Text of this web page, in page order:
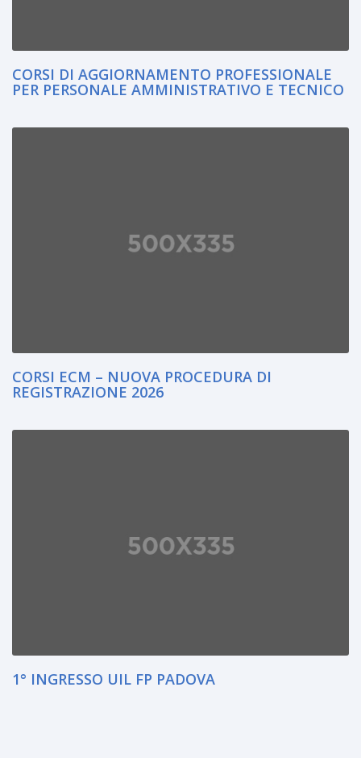
CORSI DI AGGIORNAMENTO PROFESSIONALE
PER PERSONALE AMMINISTRATIVO E TECNICO
CORSI ECM – NUOVA PROCEDURA DI
REGISTRAZIONE 2026
1° INGRESSO UIL FP PADOVA